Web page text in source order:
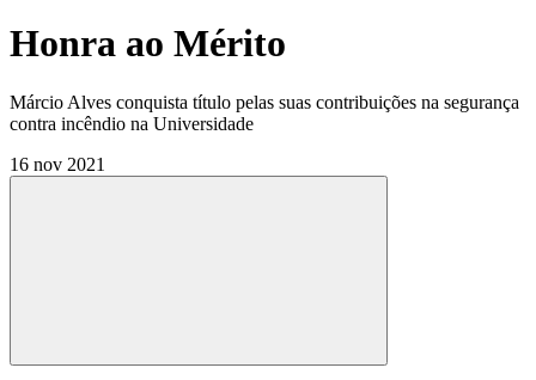
Honra ao Mérito
Márcio Alves conquista título pelas suas contribuições na segurança
contra incêndio na Universidade
16 nov 2021
Compartilhar